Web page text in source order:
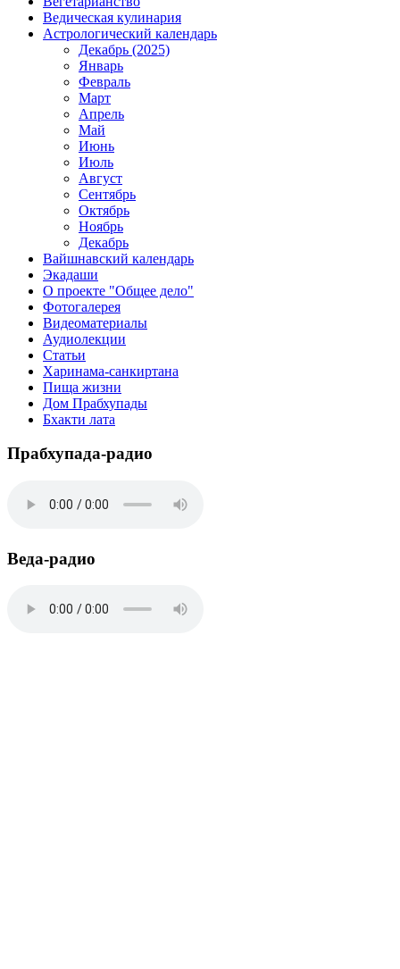
Ведическая кулинария
Астрологический календарь
Декабрь (2025)
Январь
Февраль
Март
Апрель
Май
Июнь
Июль
Август
Сентябрь
Октябрь
Ноябрь
Декабрь
Вайшнавский календарь
Экадаши
О проекте "Общее дело"
Фотогалерея
Видеоматериалы
Аудиолекции
Статьи
Харинама-санкиртана
Пища жизни
Дом Прабхупады
Бхакти лата
Прабхупада-радио
Веда-радио